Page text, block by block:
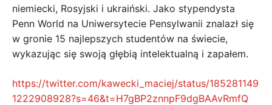
niemiecki, Rosyjski i ukraiński. Jako stypendysta
Penn World na Uniwersytecie Pensylwanii znalazł się
w gronie 15 najlepszych studentów na świecie,
wykazując się swoją głębią intelektualną i zapałem.
https://twitter.com/kawecki_maciej/status/185281149
1222908928?s=46&t=H7gBP2znnpF9dgBAAvRmfQ